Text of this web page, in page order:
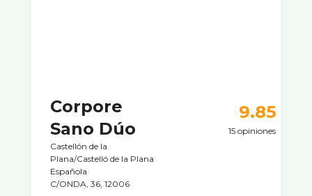
Corpore
Sano Dúo
Castellón de la
Plana/Castelló de la Plana
Española
C/ONDA, 36, 12006
9.85
15 opiniones